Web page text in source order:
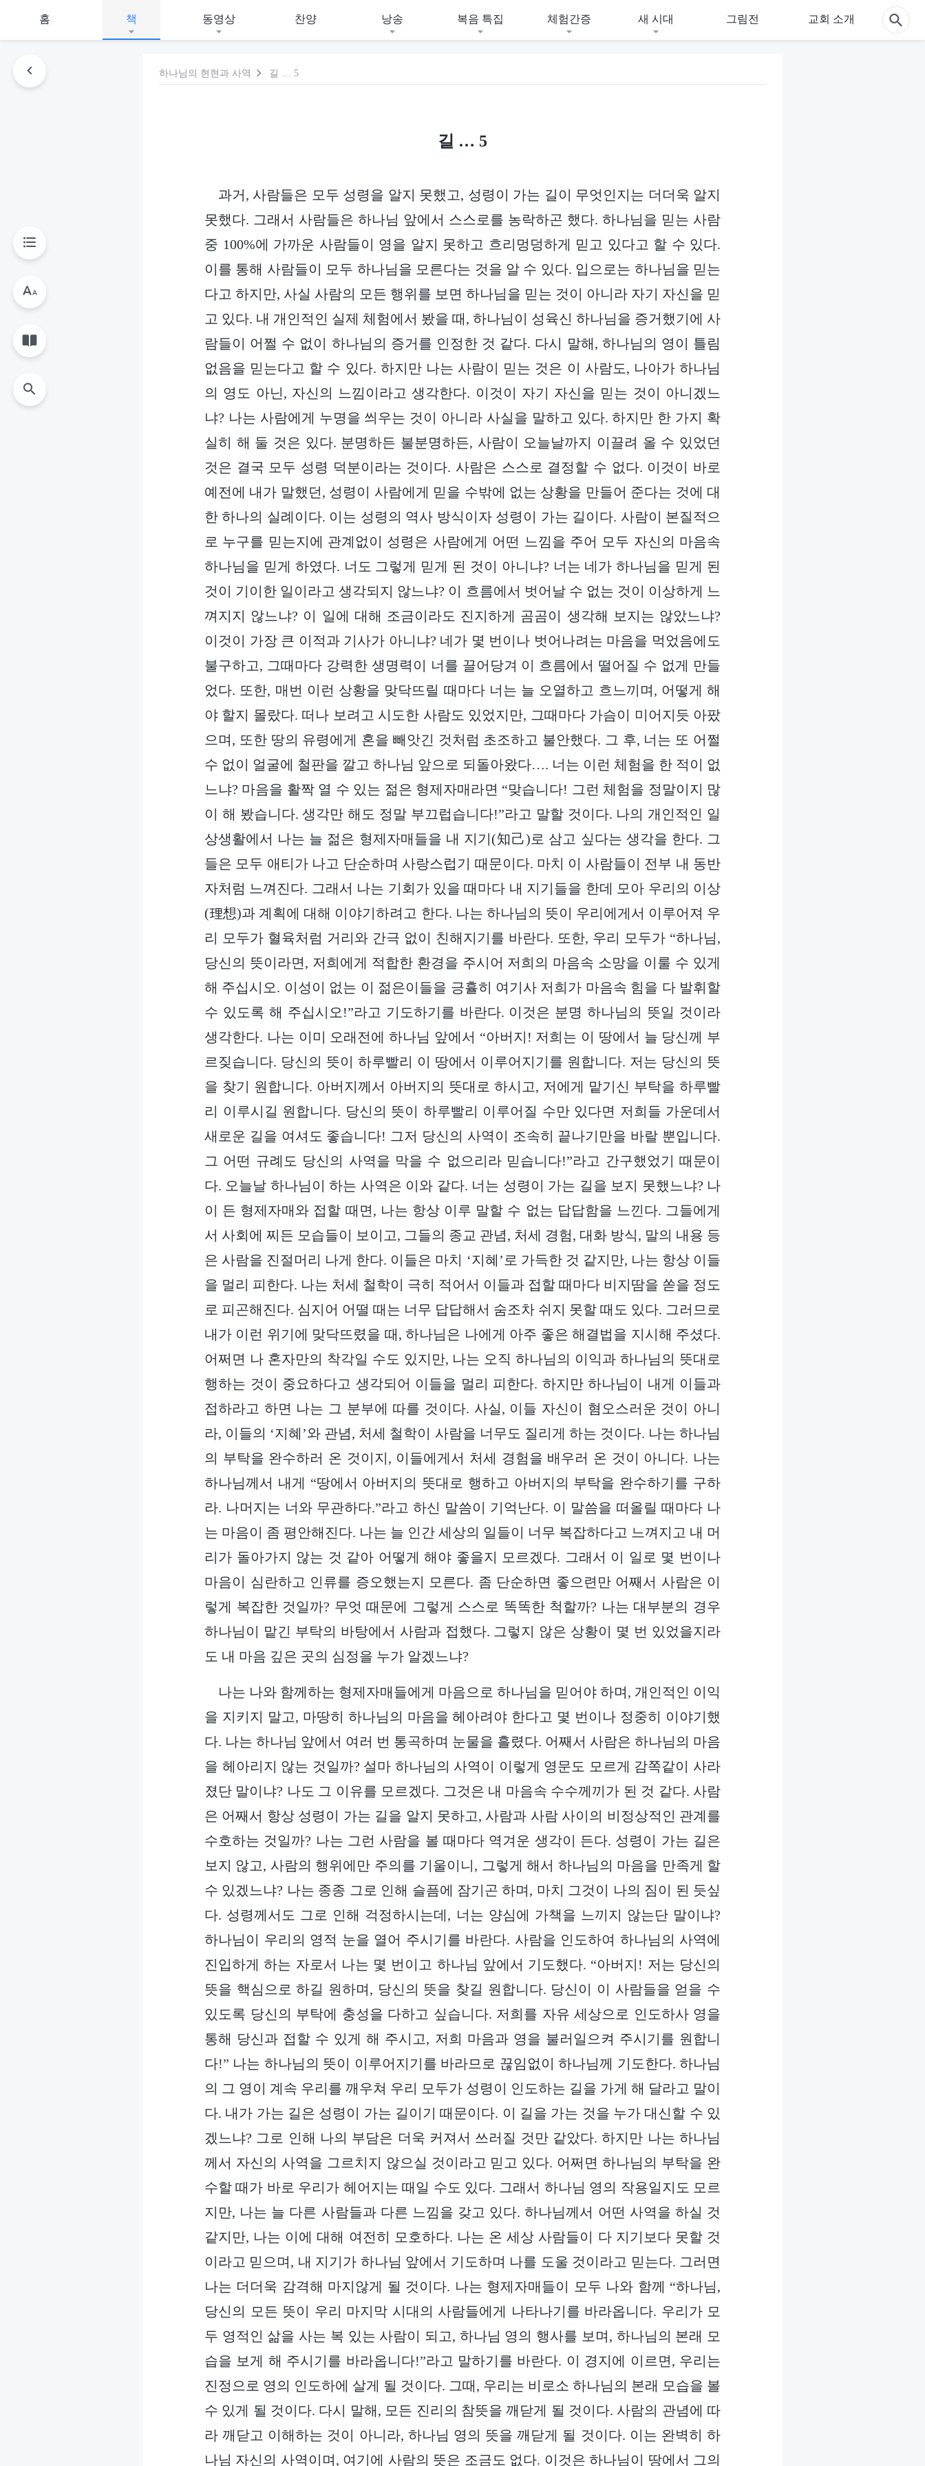
홈 책 동영상 찬양 낭송 복음 특집 체험간증 새 시대 그림전 교회 소개
하나님의 현현과 사역 길 … 5
길 … 5
과거, 사람들은 모두 성령을 알지 못했고, 성령이 가는 길이 무엇인지는 더더욱 알지
못했다. 그래서 사람들은 하나님 앞에서 스스로를 농락하곤 했다. 하나님을 믿는 사람
중 100%에 가까운 사람들이 영을 알지 못하고 흐리멍덩하게 믿고 있다고 할 수 있다.
이를 통해 사람들이 모두 하나님을 모른다는 것을 알 수 있다. 입으로는 하나님을 믿는
다고 하지만, 사실 사람의 모든 행위를 보면 하나님을 믿는 것이 아니라 자기 자신을 믿
고 있다. 내 개인적인 실제 체험에서 봤을 때, 하나님이 성육신 하나님을 증거했기에 사
람들이 어쩔 수 없이 하나님의 증거를 인정한 것 같다. 다시 말해, 하나님의 영이 틀림
없음을 믿는다고 할 수 있다. 하지만 나는 사람이 믿는 것은 이 사람도, 나아가 하나님
의 영도 아닌, 자신의 느낌이라고 생각한다. 이것이 자기 자신을 믿는 것이 아니겠느
냐? 나는 사람에게 누명을 씌우는 것이 아니라 사실을 말하고 있다. 하지만 한 가지 확
실히 해 둘 것은 있다. 분명하든 불분명하든, 사람이 오늘날까지 이끌려 올 수 있었던
것은 결국 모두 성령 덕분이라는 것이다. 사람은 스스로 결정할 수 없다. 이것이 바로
예전에 내가 말했던, 성령이 사람에게 믿을 수밖에 없는 상황을 만들어 준다는 것에 대
한 하나의 실례이다. 이는 성령의 역사 방식이자 성령이 가는 길이다. 사람이 본질적으
로 누구를 믿는지에 관계없이 성령은 사람에게 어떤 느낌을 주어 모두 자신의 마음속
하나님을 믿게 하였다. 너도 그렇게 믿게 된 것이 아니냐? 너는 네가 하나님을 믿게 된
것이 기이한 일이라고 생각되지 않느냐? 이 흐름에서 벗어날 수 없는 것이 이상하게 느
껴지지 않느냐? 이 일에 대해 조금이라도 진지하게 곰곰이 생각해 보지는 않았느냐?
이것이 가장 큰 이적과 기사가 아니냐? 네가 몇 번이나 벗어나려는 마음을 먹었음에도
불구하고, 그때마다 강력한 생명력이 너를 끌어당겨 이 흐름에서 떨어질 수 없게 만들
었다. 또한, 매번 이런 상황을 맞닥뜨릴 때마다 너는 늘 오열하고 흐느끼며, 어떻게 해
야 할지 몰랐다. 떠나 보려고 시도한 사람도 있었지만, 그때마다 가슴이 미어지듯 아팠
으며, 또한 땅의 유령에게 혼을 빼앗긴 것처럼 초조하고 불안했다. 그 후, 너는 또 어쩔
수 없이 얼굴에 철판을 깔고 하나님 앞으로 되돌아왔다…. 너는 이런 체험을 한 적이 없
느냐? 마음을 활짝 열 수 있는 젊은 형제자매라면 “맞습니다! 그런 체험을 정말이지 많
이 해 봤습니다. 생각만 해도 정말 부끄럽습니다!”라고 말할 것이다. 나의 개인적인 일
상생활에서 나는 늘 젊은 형제자매들을 내 지기(知己)로 삼고 싶다는 생각을 한다. 그
들은 모두 애티가 나고 단순하며 사랑스럽기 때문이다. 마치 이 사람들이 전부 내 동반
자처럼 느껴진다. 그래서 나는 기회가 있을 때마다 내 지기들을 한데 모아 우리의 이상
(理想)과 계획에 대해 이야기하려고 한다. 나는 하나님의 뜻이 우리에게서 이루어져 우
리 모두가 혈육처럼 거리와 간극 없이 친해지기를 바란다. 또한, 우리 모두가 “하나님,
당신의 뜻이라면, 저희에게 적합한 환경을 주시어 저희의 마음속 소망을 이룰 수 있게
해 주십시오. 이성이 없는 이 젊은이들을 긍휼히 여기사 저희가 마음속 힘을 다 발휘할
수 있도록 해 주십시오!”라고 기도하기를 바란다. 이것은 분명 하나님의 뜻일 것이라
생각한다. 나는 이미 오래전에 하나님 앞에서 “아버지! 저희는 이 땅에서 늘 당신께 부
르짖습니다. 당신의 뜻이 하루빨리 이 땅에서 이루어지기를 원합니다. 저는 당신의 뜻
을 찾기 원합니다. 아버지께서 아버지의 뜻대로 하시고, 저에게 맡기신 부탁을 하루빨
리 이루시길 원합니다. 당신의 뜻이 하루빨리 이루어질 수만 있다면 저희들 가운데서
새로운 길을 여셔도 좋습니다! 그저 당신의 사역이 조속히 끝나기만을 바랄 뿐입니다.
그 어떤 규례도 당신의 사역을 막을 수 없으리라 믿습니다!”라고 간구했었기 때문이
다. 오늘날 하나님이 하는 사역은 이와 같다. 너는 성령이 가는 길을 보지 못했느냐? 나
이 든 형제자매와 접할 때면, 나는 항상 이루 말할 수 없는 답답함을 느낀다. 그들에게
서 사회에 찌든 모습들이 보이고, 그들의 종교 관념, 처세 경험, 대화 방식, 말의 내용 등
은 사람을 진절머리 나게 한다. 이들은 마치 ‘지혜’로 가득한 것 같지만, 나는 항상 이들
을 멀리 피한다. 나는 처세 철학이 극히 적어서 이들과 접할 때마다 비지땀을 쏟을 정도
로 피곤해진다. 심지어 어떨 때는 너무 답답해서 숨조차 쉬지 못할 때도 있다. 그러므로
내가 이런 위기에 맞닥뜨렸을 때, 하나님은 나에게 아주 좋은 해결법을 지시해 주셨다.
어쩌면 나 혼자만의 착각일 수도 있지만, 나는 오직 하나님의 이익과 하나님의 뜻대로
행하는 것이 중요하다고 생각되어 이들을 멀리 피한다. 하지만 하나님이 내게 이들과
접하라고 하면 나는 그 분부에 따를 것이다. 사실, 이들 자신이 혐오스러운 것이 아니
라, 이들의 ‘지혜’와 관념, 처세 철학이 사람을 너무도 질리게 하는 것이다. 나는 하나님
의 부탁을 완수하러 온 것이지, 이들에게서 처세 경험을 배우러 온 것이 아니다. 나는
하나님께서 내게 “땅에서 아버지의 뜻대로 행하고 아버지의 부탁을 완수하기를 구하
라. 나머지는 너와 무관하다.”라고 하신 말씀이 기억난다. 이 말씀을 떠올릴 때마다 나
는 마음이 좀 평안해진다. 나는 늘 인간 세상의 일들이 너무 복잡하다고 느껴지고 내 머
리가 돌아가지 않는 것 같아 어떻게 해야 좋을지 모르겠다. 그래서 이 일로 몇 번이나
마음이 심란하고 인류를 증오했는지 모른다. 좀 단순하면 좋으련만 어째서 사람은 이
렇게 복잡한 것일까? 무엇 때문에 그렇게 스스로 똑똑한 척할까? 나는 대부분의 경우
하나님이 맡긴 부탁의 바탕에서 사람과 접했다. 그렇지 않은 상황이 몇 번 있었을지라
도 내 마음 깊은 곳의 심정을 누가 알겠느냐?
나는 나와 함께하는 형제자매들에게 마음으로 하나님을 믿어야 하며, 개인적인 이익
을 지키지 말고, 마땅히 하나님의 마음을 헤아려야 한다고 몇 번이나 정중히 이야기했
다. 나는 하나님 앞에서 여러 번 통곡하며 눈물을 흘렸다. 어째서 사람은 하나님의 마음
을 헤아리지 않는 것일까? 설마 하나님의 사역이 이렇게 영문도 모르게 감쪽같이 사라
졌단 말이냐? 나도 그 이유를 모르겠다. 그것은 내 마음속 수수께끼가 된 것 같다. 사람
은 어째서 항상 성령이 가는 길을 알지 못하고, 사람과 사람 사이의 비정상적인 관계를
수호하는 것일까? 나는 그런 사람을 볼 때마다 역겨운 생각이 든다. 성령이 가는 길은
보지 않고, 사람의 행위에만 주의를 기울이니, 그렇게 해서 하나님의 마음을 만족게 할
수 있겠느냐? 나는 종종 그로 인해 슬픔에 잠기곤 하며, 마치 그것이 나의 짐이 된 듯싶
다. 성령께서도 그로 인해 걱정하시는데, 너는 양심에 가책을 느끼지 않는단 말이냐?
하나님이 우리의 영적 눈을 열어 주시기를 바란다. 사람을 인도하여 하나님의 사역에
진입하게 하는 자로서 나는 몇 번이고 하나님 앞에서 기도했다. “아버지! 저는 당신의
뜻을 핵심으로 하길 원하며, 당신의 뜻을 찾길 원합니다. 당신이 이 사람들을 얻을 수
있도록 당신의 부탁에 충성을 다하고 싶습니다. 저희를 자유 세상으로 인도하사 영을
통해 당신과 접할 수 있게 해 주시고, 저희 마음과 영을 불러일으켜 주시기를 원합니
다!” 나는 하나님의 뜻이 이루어지기를 바라므로 끊임없이 하나님께 기도한다. 하나님
의 그 영이 계속 우리를 깨우쳐 우리 모두가 성령이 인도하는 길을 가게 해 달라고 말이
다. 내가 가는 길은 성령이 가는 길이기 때문이다. 이 길을 가는 것을 누가 대신할 수 있
겠느냐? 그로 인해 나의 부담은 더욱 커져서 쓰러질 것만 같았다. 하지만 나는 하나님
께서 자신의 사역을 그르치지 않으실 것이라고 믿고 있다. 어쩌면 하나님의 부탁을 완
수할 때가 바로 우리가 헤어지는 때일 수도 있다. 그래서 하나님 영의 작용일지도 모르
지만, 나는 늘 다른 사람들과 다른 느낌을 갖고 있다. 하나님께서 어떤 사역을 하실 것
같지만, 나는 이에 대해 여전히 모호하다. 나는 온 세상 사람들이 다 지기보다 못할 것
이라고 믿으며, 내 지기가 하나님 앞에서 기도하며 나를 도울 것이라고 믿는다. 그러면
나는 더더욱 감격해 마지않게 될 것이다. 나는 형제자매들이 모두 나와 함께 “하나님,
당신의 모든 뜻이 우리 마지막 시대의 사람들에게 나타나기를 바라옵니다. 우리가 모
두 영적인 삶을 사는 복 있는 사람이 되고, 하나님 영의 행사를 보며, 하나님의 본래 모
습을 보게 해 주시기를 바라옵니다!”라고 말하기를 바란다. 이 경지에 이르면, 우리는
진정으로 영의 인도하에 살게 될 것이다. 그때, 우리는 비로소 하나님의 본래 모습을 볼
수 있게 될 것이다. 다시 말해, 모든 진리의 참뜻을 깨닫게 될 것이다. 사람의 관념에 따
라 깨닫고 이해하는 것이 아니라, 하나님 영의 뜻을 깨닫게 될 것이다. 이는 완벽히 하
나님 자신의 사역이며, 여기에 사람의 뜻은 조금도 없다. 이것은 하나님이 땅에서 그의